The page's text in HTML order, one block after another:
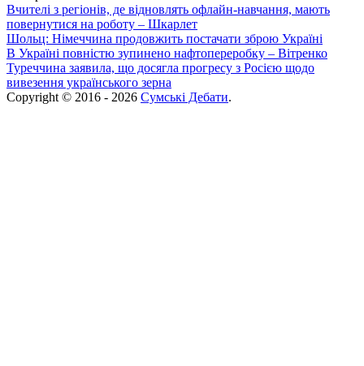
Вчителі з регіонів, де відновлять офлайн-навчання, мають
повернутися на роботу – Шкарлет
Шольц: Німеччина продовжить постачати зброю Україні
В Україні повністю зупинено нафтопереробку – Вітренко
Туреччина заявила, що досягла прогресу з Росією щодо
вивезення українського зерна
Copyright © 2016 - 2026 Сумські Дебати.